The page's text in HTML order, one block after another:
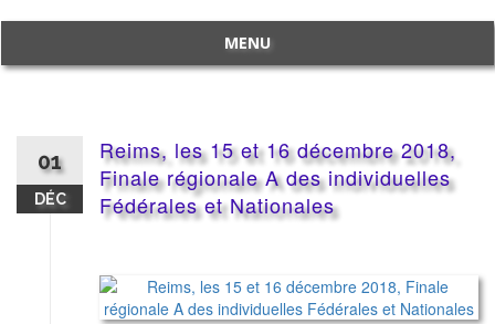
MENU
Aller
01
DÉC
Reims, les 15 et 16 décembre 2018,
Finale régionale A des individuelles
Fédérales et Nationales